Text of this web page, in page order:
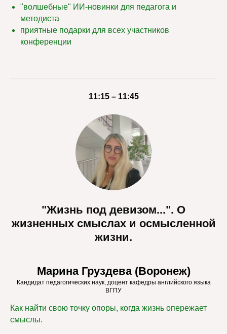
"волшебные" ИИ-новинки для педагога и
методиста
приятные подарки для всех участников
конференции
11:15 – 11:45
"Жизнь под девизом...". О
жизненных смыслах и осмысленной
жизни.
Марина Груздева (Воронеж)
Кандидат педагогических наук, доцент кафедры английского языка
ВГПУ
Как найти свою точку опоры, когда жизнь опережает
смыслы.